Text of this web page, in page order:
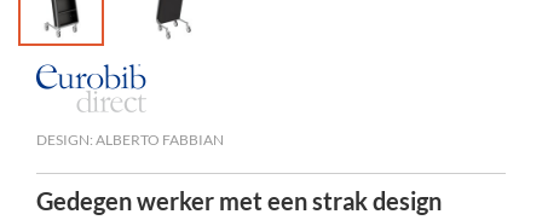
DESIGN: ALBERTO FABBIAN
Gedegen werker met een strak design